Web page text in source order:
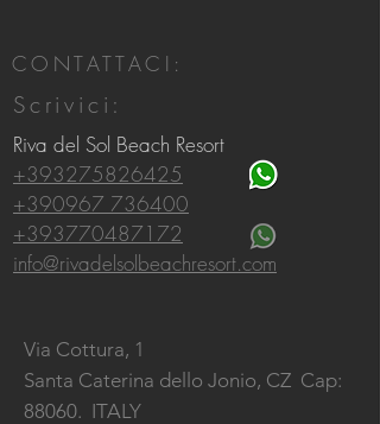
CONTATTACI:
Scrivici:
Riva del Sol Beach Resort
+393275826425
+390967 736400
+393770487172
info@rivadelsolbeachresort.com
Via Cottura, 1
Santa Caterina dello Jonio, CZ Cap:
88060. ITALY